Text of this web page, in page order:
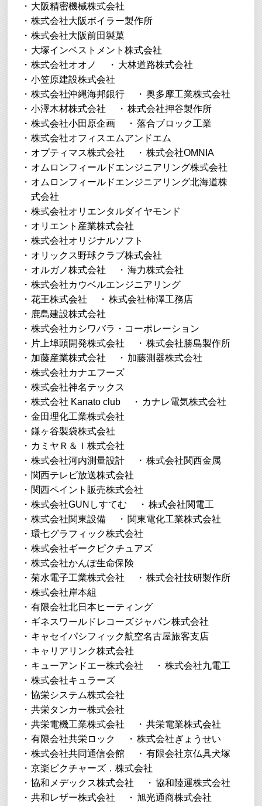
大阪精密機械株式会社
株式会社大阪ボイラー製作所
株式会社大阪前田製菓
大塚インベストメント株式会社
株式会社オオノ
大林道路株式会社
小笠原建設株式会社
株式会社沖縄海邦銀行
奥多摩工業株式会社
小澤木材株式会社
株式会社押谷製作所
株式会社小田原企画
落合ブロック工業
株式会社オフィスエムアンドエム
オプティマス株式会社
株式会社OMNIA
オムロンフィールドエンジニアリング株式会社
オムロンフィールドエンジニアリング北海道株
式会社
株式会社オリエンタルダイヤモンド
オリエント産業株式会社
株式会社オリジナルソフト
オリックス野球クラブ株式会社
オルガノ株式会社
海力株式会社
株式会社カウベルエンジニアリング
花王株式会社
株式会社柿澤工務店
鹿島建設株式会社
株式会社カシワバラ・コーポレーション
片上埠頭開発株式会社
株式会社勝島製作所
加藤産業株式会社
加藤測器株式会社
株式会社カナエフーズ
株式会社神名テックス
株式会社 Kanato club
カナレ電気株式会社
金田理化工業株式会社
鎌ヶ谷製袋株式会社
カミヤＲ＆Ｉ株式会社
株式会社河内測量設計
株式会社関西金属
関西テレビ放送株式会社
関西ペイント販売株式会社
株式会社GUNしすてむ
株式会社関電工
株式会社関東設備
関東電化工業株式会社
環七グラフィック株式会社
株式会社ギークピクチュアズ
株式会社かんぽ生命保険
菊水電子工業株式会社
株式会社技研製作所
株式会社岸本組
有限会社北日本ヒーティング
ギネスワールドレコーズジャパン株式会社
キャセイパシフィック航空名古屋旅客支店
キャリアリンク株式会社
キューアンドエー株式会社
株式会社九電工
株式会社キュラーズ
協栄システム株式会社
共栄タンカー株式会社
共栄電機工業株式会社
共栄電業株式会社
有限会社共栄ロック
株式会社ぎょうせい
株式会社共同通信会館
有限会社京仏具犬塚
京楽ピクチャーズ．株式会社
協和メデックス株式会社
協和陸運株式会社
共和レザー株式会社
旭光通商株式会社